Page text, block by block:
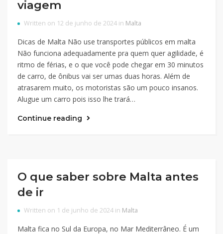
viagem
Written on 12 de junho de 2024 in Malta
Dicas de Malta Não use transportes públicos em malta
Não funciona adequadamente pra quem quer agilidade, é
ritmo de férias, e o que você pode chegar em 30 minutos
de carro, de ônibus vai ser umas duas horas. Além de
atrasarem muito, os motoristas são um pouco insanos.
Alugue um carro pois isso lhe trará…
Continue reading
O que saber sobre Malta antes
de ir
Written on 1 de junho de 2024 in Malta
Malta fica no Sul da Europa, no Mar Mediterrâneo. É um